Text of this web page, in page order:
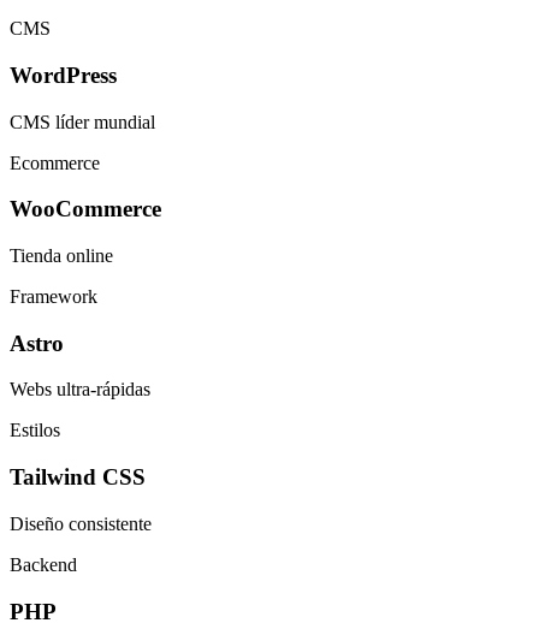
CMS
WordPress
CMS líder mundial
Ecommerce
WooCommerce
Tienda online
Framework
Astro
Webs ultra-rápidas
Estilos
Tailwind CSS
Diseño consistente
Backend
PHP